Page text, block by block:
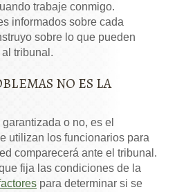
trabaje conmigo.
informados sobre cada
sobre lo que pueden
tribunal.
NO ES LA
o no, es el
utilizan los funcionarios para
comparecerá ante el tribunal.
fija las condiciones de la
para determinar si se